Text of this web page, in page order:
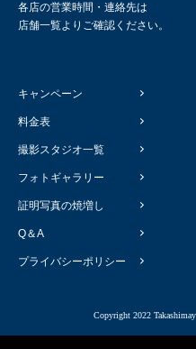
各店の営業時間・連絡先は
店舗一覧よりご確認ください。
キャンペーン
料金表
撮影スタジオ一覧
フォトギャラリー
証明写真の焼増し
Q＆A
プライバシーポリシー
Copyright 2022